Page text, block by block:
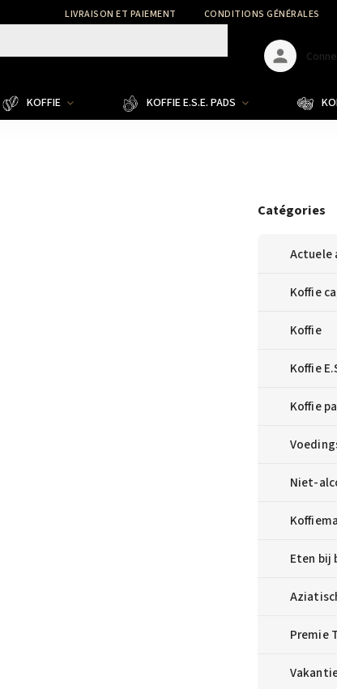
LIVRAISON ET PAIEMENT CONDITIONS GÉNÉRALES
KOFFIE KOFFIE E.S.E. PADS
Catégories
Actuele
Koffie
Koffie
Koffie
Koffie
Niet-
Eten bij
Premie